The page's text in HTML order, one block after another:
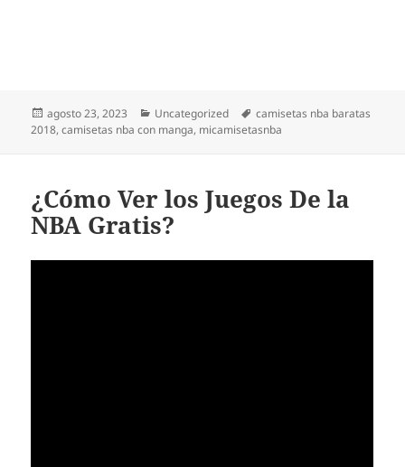
Publicado
el
agosto 23, 2023 Categorías
Uncategorized Etiquetas
camisetas nba baratas
2018,camisetas nba con manga, micamisetasnba
¿Cómo Ver los Juegos De la
NBA Gratis?